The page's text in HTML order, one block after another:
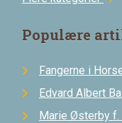
Populære
Fangerne i
Edvard Albert
Marie Østerby f.